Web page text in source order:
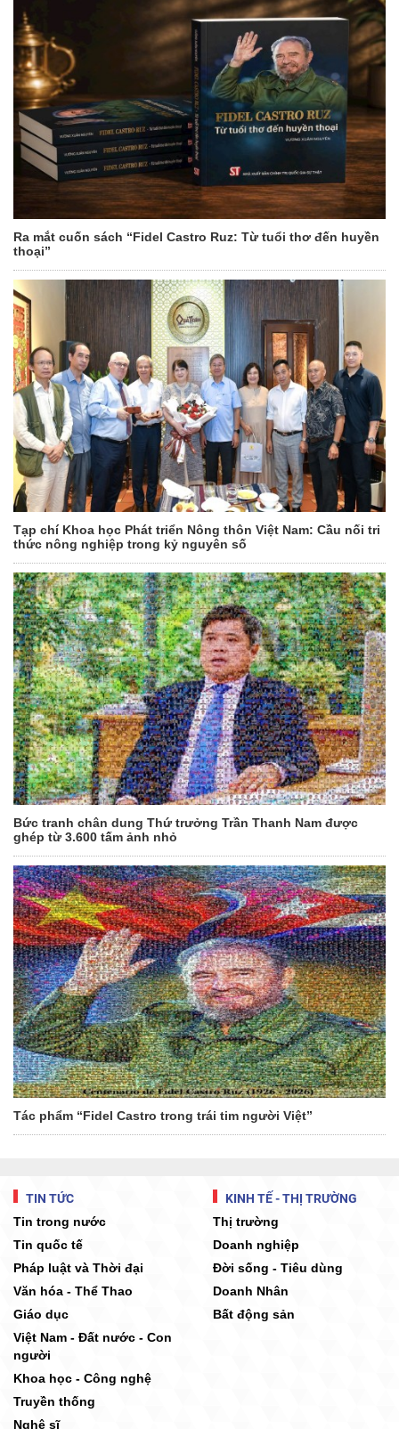
Ra mắt cuốn sách “Fidel Castro Ruz: Từ tuổi thơ đến huyền
thoại”
Tạp chí Khoa học Phát triển Nông thôn Việt Nam: Cầu nối tri
thức nông nghiệp trong kỷ nguyên số
Bức tranh chân dung Thứ trưởng Trần Thanh Nam được
ghép từ 3.600 tấm ảnh nhỏ
Tác phẩm “Fidel Castro trong trái tim người Việt”
TIN TỨC
Tin trong nước
Tin quốc tế
Pháp luật và Thời đại
Văn hóa - Thể Thao
Giáo dục
Việt Nam - Đất nước - Con
người
Khoa học - Công nghệ
Truyền thống
Nghệ sĩ
KINH TẾ - THỊ TRƯỜNG
Thị trường
Doanh nghiệp
Đời sống - Tiêu dùng
Doanh Nhân
Bất động sản